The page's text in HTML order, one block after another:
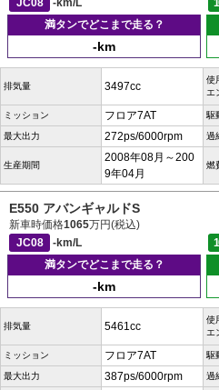
JC08
-km/L
満タンでどこまで走る？
-km
排気量 3497cc
使
エ
ミッション フロア7AT 駆
最大出力 272ps/6000rpm 過
生産期間
2008年08月～200
9年04月
燃
E550 アバンギャルドS
新車時価格1065万円(税込)
JC08
-km/L
満タンでどこまで走る？
-km
排気量 5461cc
使
エ
ミッション フロア7AT 駆
最大出力 387ps/6000rpm 過